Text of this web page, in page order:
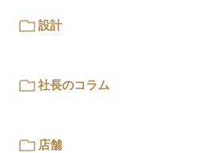
設計
社長のコラム
店舗